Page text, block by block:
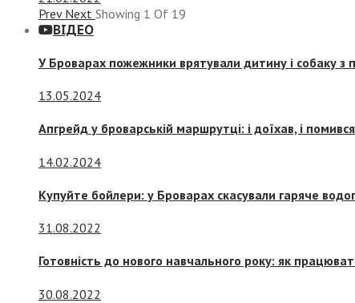
Prev Next Showing 1 Of 19
ВІДЕО
У Броварах пожежники врятували дитину і собаку
13.05.2024
Апгрейд у броварській маршрутці: і доїхав, і
14.02.2024
Купуйте бойлери: у Броварах скасували гаряче
31.08.2022
Готовність до нового навчального року: як
30.08.2022